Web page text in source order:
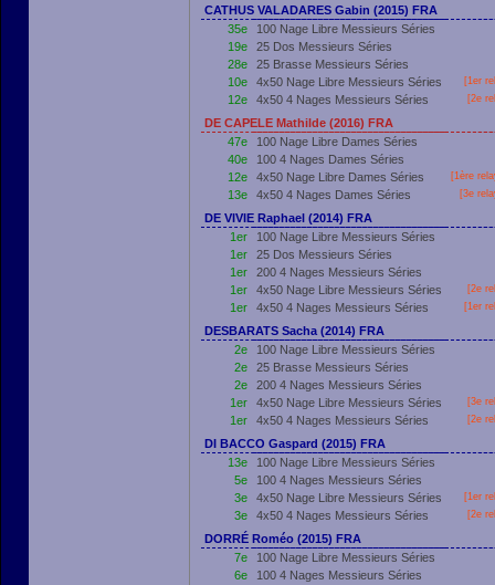
CATHUS VALADARES Gabin (2015) FRA
35e
100 Nage Libre Messieurs Séries
19e
25 Dos Messieurs Séries
28e
25 Brasse Messieurs Séries
10e
4x50 Nage Libre Messieurs Séries [1er
12e 4x50 4 Nages Messieurs Séries [2e
DE CAPELE Mathilde (2016) FRA
47e
100 Nage Libre Dames Séries
40e
100 4 Nages Dames Séries
12e
4x50 Nage Libre Dames Séries [1ère
13e 4x50 4 Nages Dames Séries [3e
DE VIVIE Raphael (2014) FRA
1er
100 Nage Libre Messieurs Séries
1er
25 Dos Messieurs Séries
1er
200 4 Nages Messieurs Séries
1er
4x50 Nage Libre Messieurs Séries [2e
1er 4x50 4 Nages Messieurs Séries [1er
DESBARATS Sacha (2014) FRA
2e
100 Nage Libre Messieurs Séries
2e
25 Brasse Messieurs Séries
2e
200 4 Nages Messieurs Séries
1er
4x50 Nage Libre Messieurs Séries [3e
1er 4x50 4 Nages Messieurs Séries [2e
DI BACCO Gaspard (2015) FRA
13e
100 Nage Libre Messieurs Séries
5e
100 4 Nages Messieurs Séries
3e
4x50 Nage Libre Messieurs Séries [1er
3e 4x50 4 Nages Messieurs Séries [2e
DORRÉ Roméo (2015) FRA
7e
100 Nage Libre Messieurs Séries
6e
100 4 Nages Messieurs Séries